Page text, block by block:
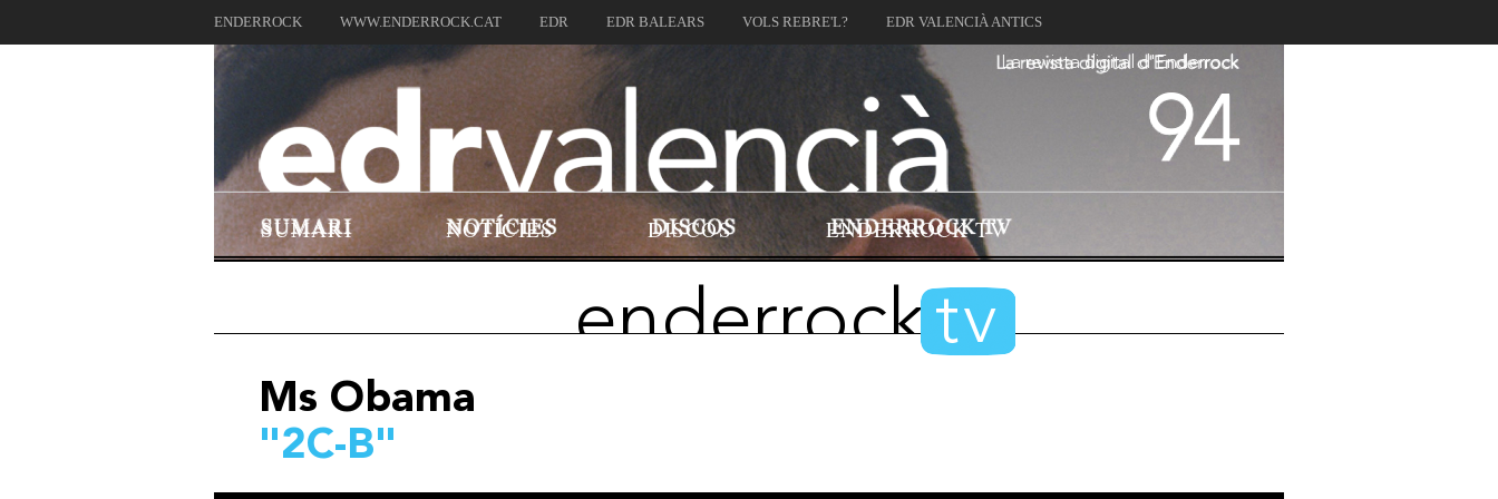
ENDERROCK WWW.ENDERROCK.CAT EDR EDR BALEARS VOLS REBRE'L? EDR VALENCIÀ ANTICS
La revista digital d'Enderrock
94
SUMARI NOTÍCIES DISCOS ENDERROCK TV
enderrocktv
Ms Obama
"2C-B"